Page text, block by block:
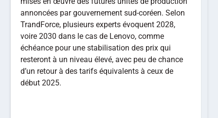
annoncées par gouvernement sud-coréen. Selon
TrandForce, plusieurs experts évoquent 2028,
voire 2030 dans le cas de Lenovo, comme
échéance pour une stabilisation des prix qui
resteront à un niveau élevé, avec peu de chance
d’un retour à des tarifs équivalents à ceux de
début 2025.